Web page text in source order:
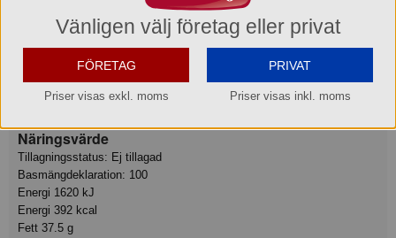
Produktinformation
Ingredienser
mjölksyrakultur, mikrobiellt ystenzym, mögelkultur.
Näringsvärde
Tillagningsstatus: Ej tillagad
Basmängdeklaration: 100
Energi 1620 kJ
Energi 392 kcal
Fett 37.5 g
Vänligen välj företag eller privat
FÖRETAG
Priser visas exkl. moms
PRIVAT
Priser visas inkl. moms